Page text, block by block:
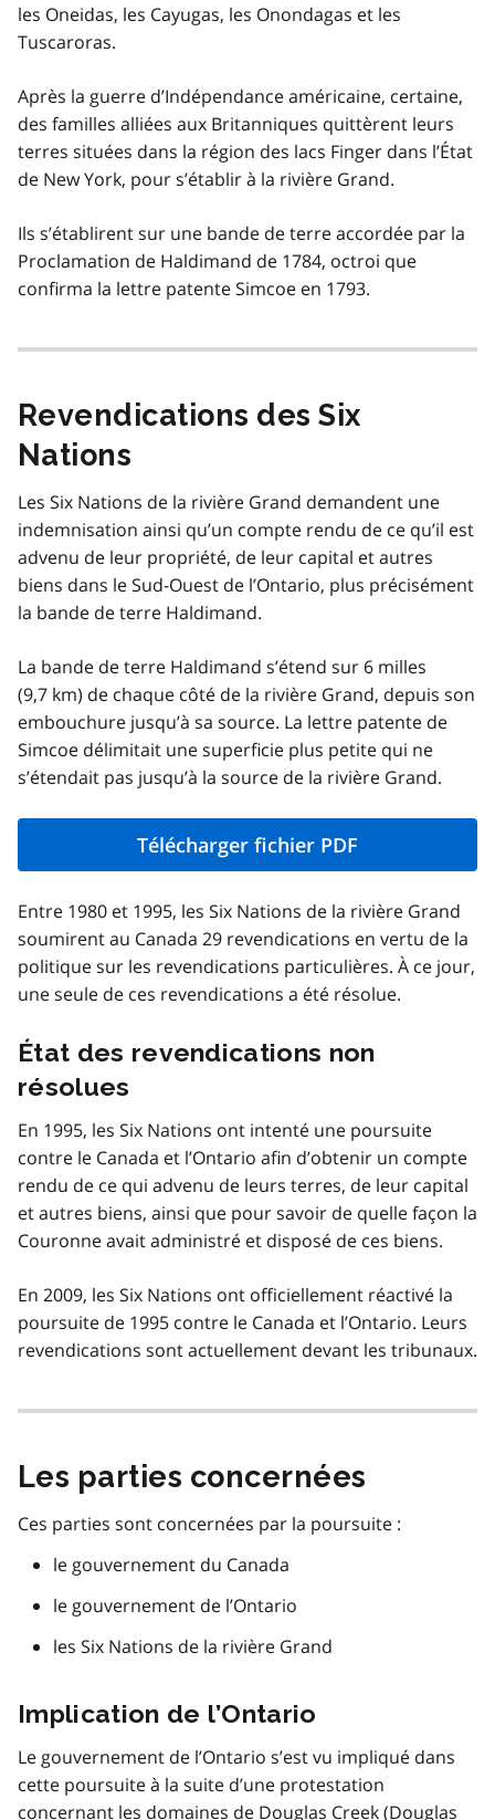
les Oneidas, les Cayugas, les Onondagas et les
Tuscaroras.
Après la guerre d’Indépendance américaine, certaine,
des familles alliées aux Britanniques quittèrent leurs
terres situées dans la région des lacs Finger dans l’État
de New York, pour s’établir à la rivière Grand.
Ils s’établirent sur une bande de terre accordée par la
Proclamation de Haldimand de 1784, octroi que
confirma la lettre patente Simcoe en 1793.
Revendications des Six
Nations
Les Six Nations de la rivière Grand demandent une
indemnisation ainsi qu’un compte rendu de ce qu’il est
advenu de leur propriété, de leur capital et autres
biens dans le Sud-Ouest de l’Ontario, plus précisément
la bande de terre Haldimand.
La bande de terre Haldimand s’étend sur 6 milles
(9,7 km) de chaque côté de la rivière Grand, depuis son
embouchure jusqu’à sa source. La lettre patente de
Simcoe délimitait une superficie plus petite qui ne
s’étendait pas jusqu’à la source de la rivière Grand.
Télécharger fichier PDF
Entre 1980 et 1995, les Six Nations de la rivière Grand
soumirent au Canada 29 revendications en vertu de la
politique sur les revendications particulières. À ce jour,
une seule de ces revendications a été résolue.
État des revendications non
résolues
En 1995, les Six Nations ont intenté une poursuite
contre le Canada et l’Ontario afin d’obtenir un compte
rendu de ce qui advenu de leurs terres, de leur capital
et autres biens, ainsi que pour savoir de quelle façon la
Couronne avait administré et disposé de ces biens.
En 2009, les Six Nations ont officiellement réactivé la
poursuite de 1995 contre le Canada et l’Ontario. Leurs
revendications sont actuellement devant les tribunaux.
Les parties concernées
Ces parties sont concernées par la poursuite :
le gouvernement du Canada
le gouvernement de l’Ontario
les Six Nations de la rivière Grand
Implication de l’Ontario
Le gouvernement de l’Ontario s’est vu impliqué dans
cette poursuite à la suite d’une protestation
concernant les domaines de Douglas Creek (Douglas